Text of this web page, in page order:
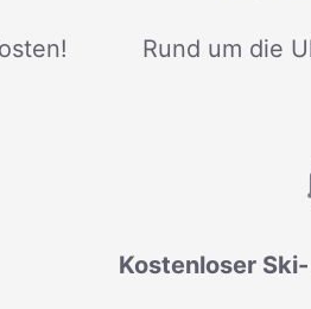
Rund um die
Kostenloser